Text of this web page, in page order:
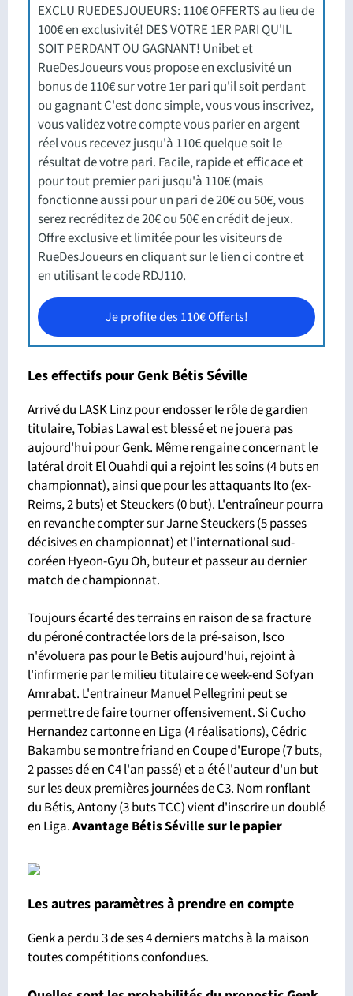
EXCLU RUEDESJOUEURS: 110€ OFFERTS au lieu de
100€ en exclusivité! DES VOTRE 1ER PARI QU'IL
SOIT PERDANT OU GAGNANT! Unibet et
RueDesJoueurs vous propose en exclusivité un
bonus de 110€ sur votre 1er pari qu'il soit perdant
ou gagnant C'est donc simple, vous vous inscrivez,
vous validez votre compte vous parier en argent
réel vous recevez jusqu'à 110€ quelque soit le
résultat de votre pari. Facile, rapide et efficace et
pour tout premier pari jusqu'à 110€ (mais
fonctionne aussi pour un pari de 20€ ou 50€, vous
serez recréditez de 20€ ou 50€ en crédit de jeux.
Offre exclusive et limitée pour les visiteurs de
RueDesJoueurs en cliquant sur le lien ci contre et
en utilisant le code RDJ110.
Je profite des 110€ Offerts!
Les effectifs pour Genk Bétis Séville
Arrivé du LASK Linz pour endosser le rôle de gardien
titulaire, Tobias Lawal est blessé et ne jouera pas
aujourd'hui pour Genk. Même rengaine concernant le
latéral droit El Ouahdi qui a rejoint les soins (4 buts en
championnat), ainsi que pour les attaquants Ito (ex-
Reims, 2 buts) et Steuckers (0 but). L'entraîneur pourra
en revanche compter sur Jarne Steuckers (5 passes
décisives en championnat) et l'international sud-
coréen Hyeon-Gyu Oh, buteur et passeur au dernier
match de championnat.
Toujours écarté des terrains en raison de sa fracture
du péroné contractée lors de la pré-saison, Isco
n'évoluera pas pour le Betis aujourd'hui, rejoint à
l'infirmerie par le milieu titulaire ce week-end Sofyan
Amrabat. L'entraineur Manuel Pellegrini peut se
permettre de faire tourner offensivement. Si Cucho
Hernandez cartonne en Liga (4 réalisations), Cédric
Bakambu se montre friand en Coupe d'Europe (7 buts,
2 passes dé en C4 l'an passé) et a été l'auteur d'un but
sur les deux premières journées de C3. Nom ronflant
du Bétis, Antony (3 buts TCC) vient d'inscrire un doublé
en Liga.Avantage Bétis Séville sur le papier
Les autres paramètres à prendre en compte
Genk a perdu 3 de ses 4 derniers matchs à la maison
toutes compétitions confondues.